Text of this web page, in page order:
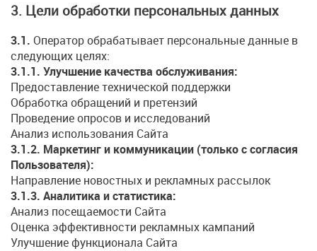
3. Цели обработки персональных данных
3.1. Оператор обрабатывает персональные данные в
следующих целях:
3.1.1. Улучшение качества обслуживания:
Предоставление технической поддержки
Обработка обращений и претензий
Проведение опросов и исследований
Анализ использования Сайта
3.1.2. Маркетинг и коммуникации (только с согласия
Пользователя):
Направление новостных и рекламных рассылок
3.1.3. Аналитика и статистика:
Анализ посещаемости Сайта
Оценка эффективности рекламных кампаний
Улучшение функционала Сайта